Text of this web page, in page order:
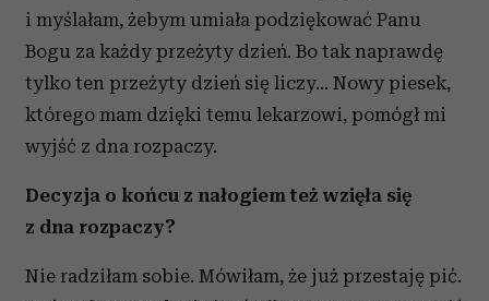
i myślałam, żebym umiała podziękować Panu
Bogu za każdy przeżyty dzień. Bo tak naprawdę
tylko ten przeżyty dzień się liczy… Nowy piesek,
którego mam dzięki temu lekarzowi, pomógł mi
wyjść z dna rozpaczy.
Decyzja o końcu z nałogiem też wzięła się
z dna rozpaczy?
Nie radziłam sobie. Mówiłam, że już przestaję pić.